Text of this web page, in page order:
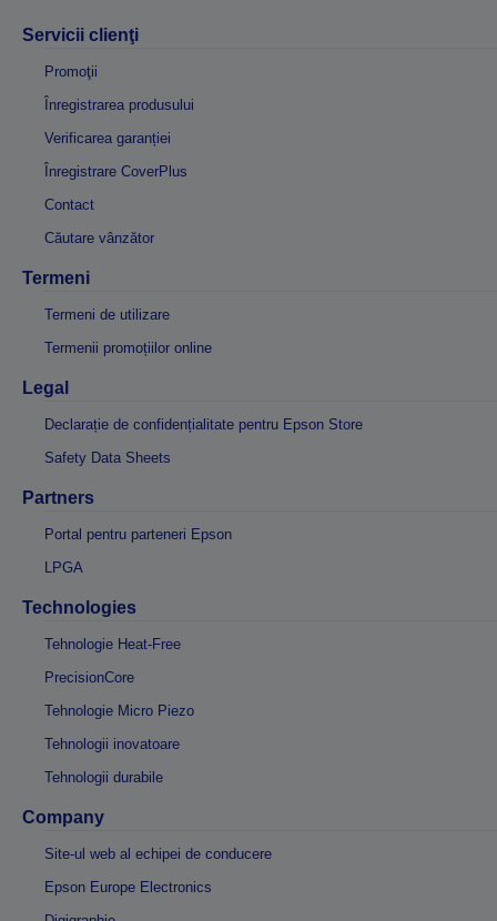
Servicii clienţi
Promoţii
Înregistrarea produsului
Verificarea garanției
Înregistrare CoverPlus
Contact
Căutare vânzător
Termeni
Termeni de utilizare
Termenii promoțiilor online
Legal
Declarație de confidențialitate pentru Epson Store
Safety Data Sheets
Partners
Portal pentru parteneri Epson
LPGA
Technologies
Tehnologie Heat-Free
PrecisionCore
Tehnologie Micro Piezo
Tehnologii inovatoare
Tehnologii durabile
Company
Site-ul web al echipei de conducere
Epson Europe Electronics